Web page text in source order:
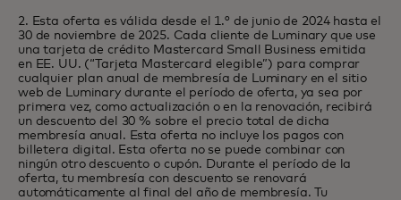
2. Esta oferta es válida desde el 1.° de junio de 2024 hasta el
30 de noviembre de 2025. Cada cliente de Luminary que use
una tarjeta de crédito Mastercard Small Business emitida
en EE. UU. (“Tarjeta Mastercard elegible”) para comprar
cualquier plan anual de membresía de Luminary en el sitio
web de Luminary durante el período de oferta, ya sea por
primera vez, como actualización o en la renovación, recibirá
un descuento del 30 % sobre el precio total de dicha
membresía anual. Esta oferta no incluye los pagos con
billetera digital. Esta oferta no se puede combinar con
ningún otro descuento o cupón. Durante el período de la
oferta, tu membresía con descuento se renovará
automáticamente al final del año de membresía. Tu